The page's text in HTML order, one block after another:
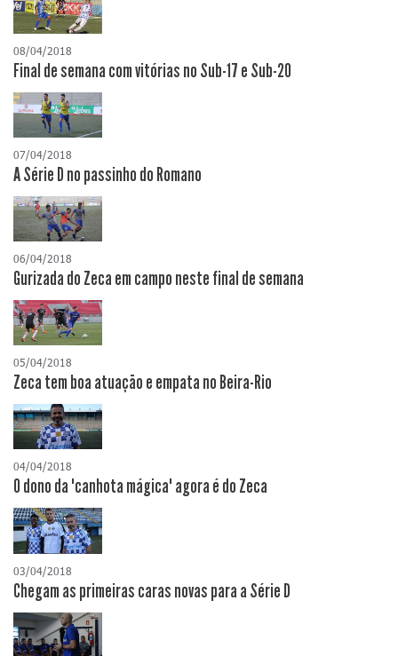
08/04/2018
Final de semana com vitórias no Sub-17 e Sub-20
07/04/2018
A Série D no passinho do Romano
06/04/2018
Gurizada do Zeca em campo neste final de semana
05/04/2018
Zeca tem boa atuação e empata no Beira-Rio
04/04/2018
O dono da "canhota mágica" agora é do Zeca
03/04/2018
Chegam as primeiras caras novas para a Série D